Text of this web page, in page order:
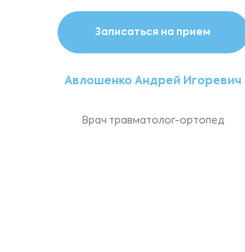
Записаться на прием
Авлошенко Андрей Игоревич
Врач травматолог-ортопед